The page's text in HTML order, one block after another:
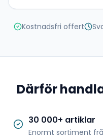
Kostnadsfri offert
Därför
30 000+ artiklar
Enormt sortiment